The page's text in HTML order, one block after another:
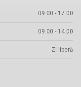
09.00 - 17.00
09.00 - 14.00
Zi liberă